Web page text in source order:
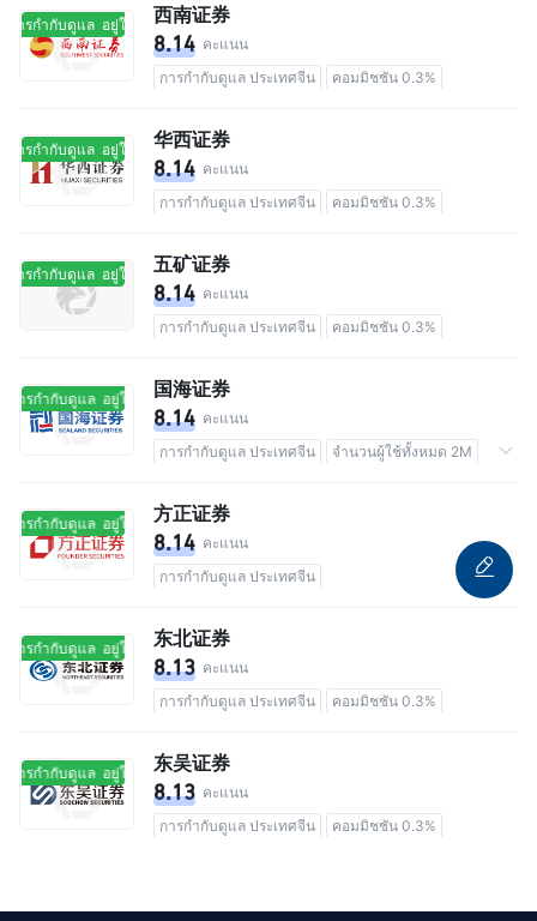
การกำกับดูแล อยู่ในการกำกับดูแล
西南证券
8.14 คะแนน
การกำกับดูแล ประเทศจีน
คอมมิชชัน 0.3%
การกำกับดูแล อยู่ในการกำกับดูแล
华西证券
8.14 คะแนน
การกำกับดูแล ประเทศจีน
คอมมิชชัน 0.3%
การกำกับดูแล อยู่ในการกำกับดูแล
五矿证券
8.14 คะแนน
การกำกับดูแล ประเทศจีน
คอมมิชชัน 0.3%
การกำกับดูแล อยู่ในการกำกับดูแล
国海证券
8.14 คะแนน
การกำกับดูแล ประเทศจีน
จำนวนผู้ใช้ทั้งหมด 2M
การกำกับดูแล อยู่ในการกำกับดูแล
方正证券
8.14 คะแนน
การกำกับดูแล ประเทศจีน
การกำกับดูแล อยู่ในการกำกับดูแล
东北证券
8.13 คะแนน
การกำกับดูแล ประเทศจีน
คอมมิชชัน 0.3%
การกำกับดูแล อยู่ในการกำกับดูแล
东吴证券
8.13 คะแนน
การกำกับดูแล ประเทศจีน
คอมมิชชัน 0.3%